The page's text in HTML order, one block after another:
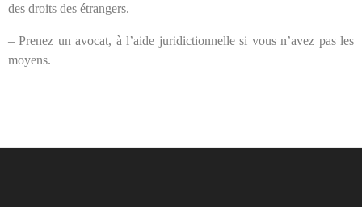
des droits des étrangers.
– Prenez un avocat, à l’aide juridictionnelle si vous n’avez pas les
moyens.